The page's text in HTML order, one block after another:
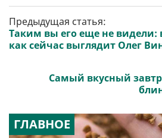
Предыдущая статья:
Таким вы его еще не видели:
как сейчас выглядит Олег
Самый вкусный
ГЛАВНОЕ